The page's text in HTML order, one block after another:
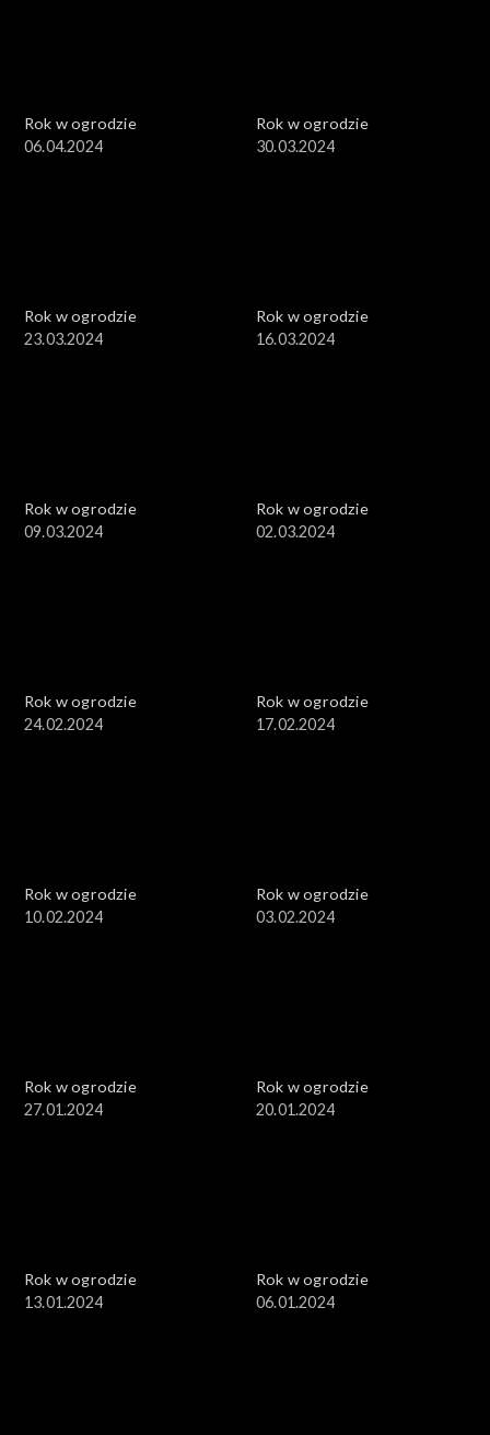
Rok w ogrodzie
06.04.2024
Rok w ogrodzie
30.03.2024
Rok w ogrodzie
23.03.2024
Rok w ogrodzie
16.03.2024
Rok w ogrodzie
09.03.2024
Rok w ogrodzie
02.03.2024
Rok w ogrodzie
24.02.2024
Rok w ogrodzie
17.02.2024
Rok w ogrodzie
10.02.2024
Rok w ogrodzie
03.02.2024
Rok w ogrodzie
27.01.2024
Rok w ogrodzie
20.01.2024
Rok w ogrodzie
13.01.2024
Rok w ogrodzie
06.01.2024